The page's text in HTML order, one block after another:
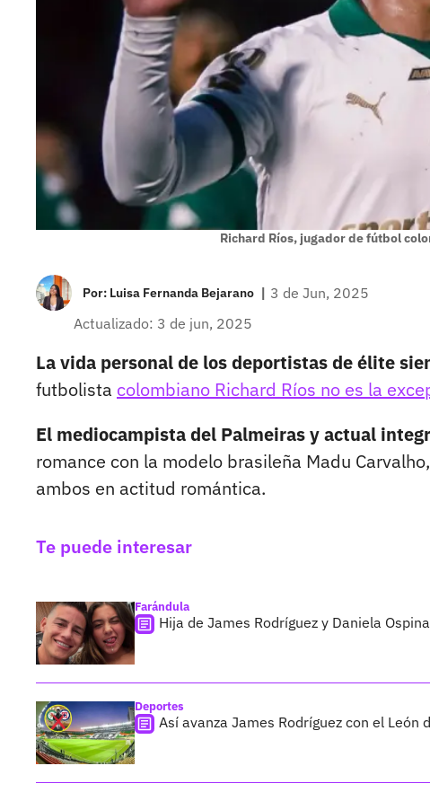
Richard Ríos, jugador de fútbol
Por: Luisa Fernanda Bejarano | 3 de Jun, 2025
Actualizado: 3 de jun, 2025
La vida personal de los deportistas de élite
futbolista colombiano Richard Ríos no es la
El mediocampista del Palmeiras y actual
romance con la modelo brasileña Madu
ambos en actitud romántica.
Te puede interesar
Farándula
Hija de James Rodríguez y Daniela
Deportes
Así avanza James Rodríguez con el